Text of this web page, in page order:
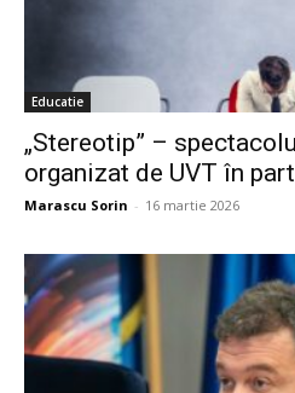
Educatie
„Stereotip” –
organizat de UVT în
Marascu Sorin - 16 martie 2026